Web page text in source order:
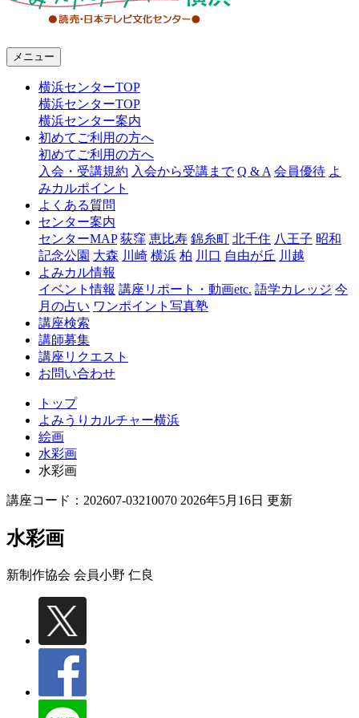
ャ
浜
メニュー
横浜センターTOP
横浜センターTOP
横浜センター案内
初めてご利用の方へ
初めてご利用の方へ
入会・受講規約 入会から受講まで Q & A 会員優待 よ
みカルポイント
よくある質問
センター案内
センターMAP 荻窪 恵比寿 錦糸町 北千住 八王子 昭和
記念公園 大森 川崎 横浜 柏 川口 自由が丘 川越
よみカル情報
イベント情報 講座リポート・動画etc. 語学カレッジ 今
月の占い ワンポイント写真塾
講座検索
講師募集
講座リクエスト
お問い合わせ
トップ
よみうりカルチャー横浜
絵画
水彩画
水彩画
講座コード：202607-03210070 2026年5月16日 更新
水彩画
新制作協会 会員小野 仁良